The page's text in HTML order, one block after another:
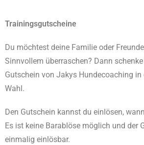
Trainingsgutscheine
Du möchtest deine Familie oder
Sinnvollem überraschen? Dann
Gutschein von Jakys Hundecoaching in
Wahl.
Den Gutschein kannst du einlösen,
Es ist keine Barablöse möglich und der
einmalig einlösbar.